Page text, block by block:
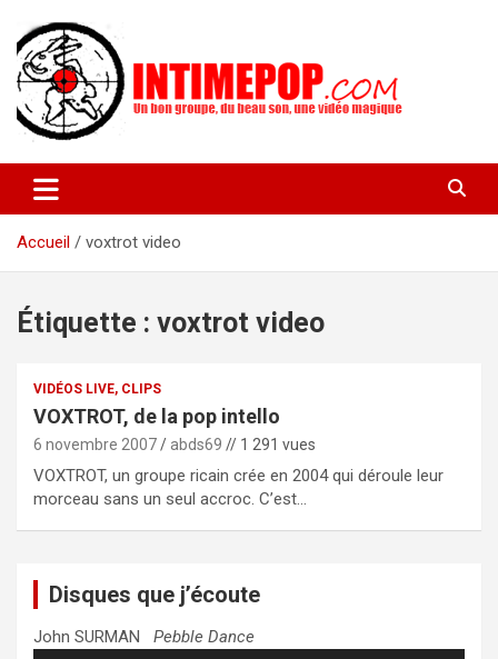
contenu
intimepop.com
actuelles pop rock, post-rock, indé sur Lyon. rock pop concert
lyon
Accueil
voxtrot video
Étiquette : voxtrot video
VIDÉOS LIVE, CLIPS
VOXTROT, de la pop intello
6 novembre 2007 abds69 // 1 291 vues
VOXTROT, un groupe ricain crée en 2004 qui déroule leur
morceau sans un seul accroc. C’est…
Disques que j’écoute
John SURMAN Pebble Dance